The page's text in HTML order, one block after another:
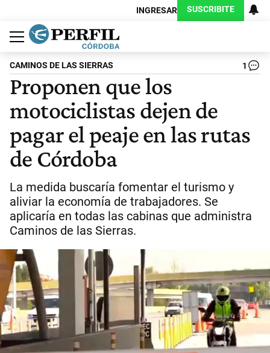
INGRESAR SUSCRIBITE
Política
Economía
Judiciales
Sociedad
Cultura
Espectáculos
Deportes
Protagonistas
CAMINOS DE LAS SIERRAS 1
Proponen que los
motociclistas dejen de
pagar el peaje en las rutas
de Córdoba
La medida buscaría fomentar el turismo y
aliviar la economía de trabajadores. Se
aplicaría en todas las cabinas que administra
Caminos de las Sierras.